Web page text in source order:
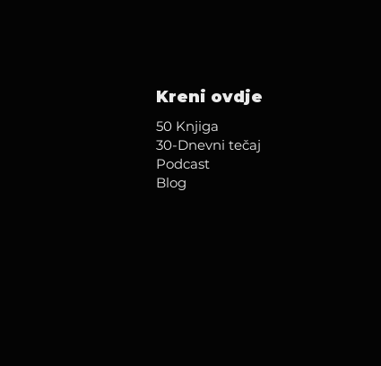
Kreni ovdje
50 Knjiga
30-Dnevni tečaj
Podcast
Blog